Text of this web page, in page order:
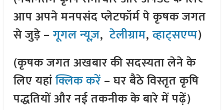
आप अपने मनपसंद प्लेटफॉर्म पे कृषक जगत
से जुड़े –गूगल न्यूज़,टेलीग्राम,व्हाट्सएप्प)
(कृषक जगत अखबार की सदस्यता लेने के
लिए यहांक्लिक करें– घर बैठे विस्तृत कृषि
पद्धतियों और नई तकनीक के बारे में पढ़ें)